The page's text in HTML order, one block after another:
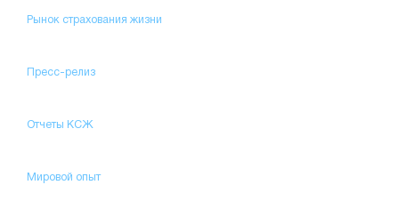
Рынок страхования жизни
Пресс-релиз
Отчеты КСЖ
Мировой опыт